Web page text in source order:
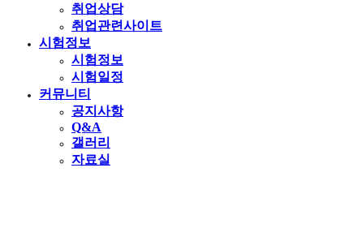
취업상담
취업관련사이트
시험정보
시험정보
시험일정
커뮤니티
공지사항
Q&A
갤러리
자료실